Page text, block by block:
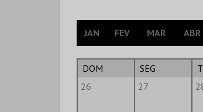
JAN FEV MAR ABR
DOM SEG
26
27